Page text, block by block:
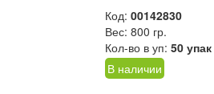
Код: 00142830
Вес: 800 гр.
Кол-во в уп: 50 упак
В наличии